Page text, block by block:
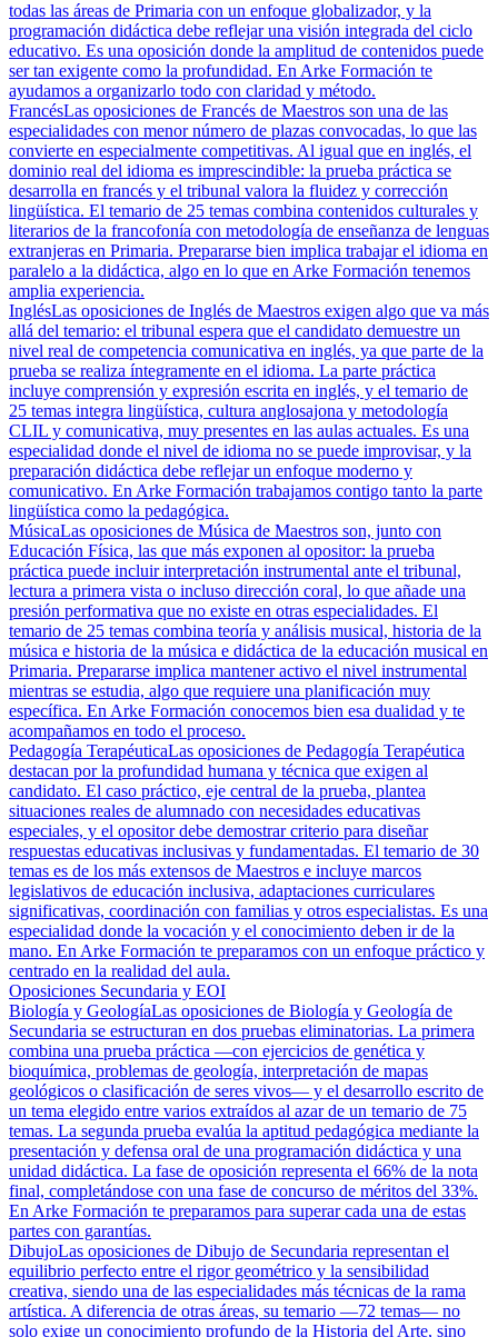
todas las áreas de Primaria con un enfoque globalizador, y la
programación didáctica debe reflejar una visión integrada del ciclo
educativo. Es una oposición donde la amplitud de contenidos puede
ser tan exigente como la profundidad. En Arke Formación te
ayudamos a organizarlo todo con claridad y método.
FrancésLas oposiciones de Francés de Maestros son una de las
especialidades con menor número de plazas convocadas, lo que las
convierte en especialmente competitivas. Al igual que en inglés, el
dominio real del idioma es imprescindible: la prueba práctica se
desarrolla en francés y el tribunal valora la fluidez y corrección
lingüística. El temario de 25 temas combina contenidos culturales y
literarios de la francofonía con metodología de enseñanza de lenguas
extranjeras en Primaria. Prepararse bien implica trabajar el idioma en
paralelo a la didáctica, algo en lo que en Arke Formación tenemos
amplia experiencia.
InglésLas oposiciones de Inglés de Maestros exigen algo que va más
allá del temario: el tribunal espera que el candidato demuestre un
nivel real de competencia comunicativa en inglés, ya que parte de la
prueba se realiza íntegramente en el idioma. La parte práctica
incluye comprensión y expresión escrita en inglés, y el temario de
25 temas integra lingüística, cultura anglosajona y metodología
CLIL y comunicativa, muy presentes en las aulas actuales. Es una
especialidad donde el nivel de idioma no se puede improvisar, y la
preparación didáctica debe reflejar un enfoque moderno y
comunicativo. En Arke Formación trabajamos contigo tanto la parte
lingüística como la pedagógica.
MúsicaLas oposiciones de Música de Maestros son, junto con
Educación Física, las que más exponen al opositor: la prueba
práctica puede incluir interpretación instrumental ante el tribunal,
lectura a primera vista o incluso dirección coral, lo que añade una
presión performativa que no existe en otras especialidades. El
temario de 25 temas combina teoría y análisis musical, historia de la
música e historia de la música e didáctica de la educación musical en
Primaria. Prepararse implica mantener activo el nivel instrumental
mientras se estudia, algo que requiere una planificación muy
específica. En Arke Formación conocemos bien esa dualidad y te
acompañamos en todo el proceso.
Pedagogía TerapéuticaLas oposiciones de Pedagogía Terapéutica
destacan por la profundidad humana y técnica que exigen al
candidato. El caso práctico, eje central de la prueba, plantea
situaciones reales de alumnado con necesidades educativas
especiales, y el opositor debe demostrar criterio para diseñar
respuestas educativas inclusivas y fundamentadas. El temario de 30
temas es de los más extensos de Maestros e incluye marcos
legislativos de educación inclusiva, adaptaciones curriculares
significativas, coordinación con familias y otros especialistas. Es una
especialidad donde la vocación y el conocimiento deben ir de la
mano. En Arke Formación te preparamos con un enfoque práctico y
centrado en la realidad del aula.
Oposiciones Secundaria y EOI
Biología y GeologíaLas oposiciones de Biología y Geología de
Secundaria se estructuran en dos pruebas eliminatorias. La primera
combina una prueba práctica —con ejercicios de genética y
bioquímica, problemas de geología, interpretación de mapas
geológicos o clasificación de seres vivos— y el desarrollo escrito de
un tema elegido entre varios extraídos al azar de un temario de 75
temas. La segunda prueba evalúa la aptitud pedagógica mediante la
presentación y defensa oral de una programación didáctica y una
unidad didáctica. La fase de oposición representa el 66% de la nota
final, completándose con una fase de concurso de méritos del 33%.
En Arke Formación te preparamos para superar cada una de estas
partes con garantías.
DibujoLas oposiciones de Dibujo de Secundaria representan el
equilibrio perfecto entre el rigor geométrico y la sensibilidad
creativa, siendo una de las especialidades más técnicas de la rama
artística. A diferencia de otras áreas, su temario —72 temas— no
solo exige un conocimiento profundo de la Historia del Arte, sino